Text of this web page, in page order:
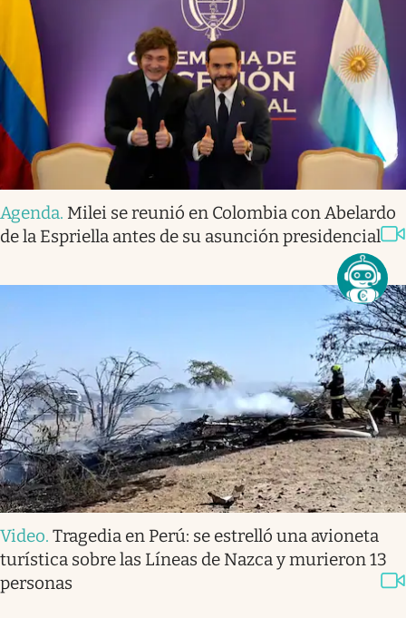
Agenda. Milei se reunió en Colombia con Abelardo
de la Espriella antes de su asunción presidencial
Video. Tragedia en Perú: se estrelló una avioneta
turística sobre las Líneas de Nazca y murieron 13
personas